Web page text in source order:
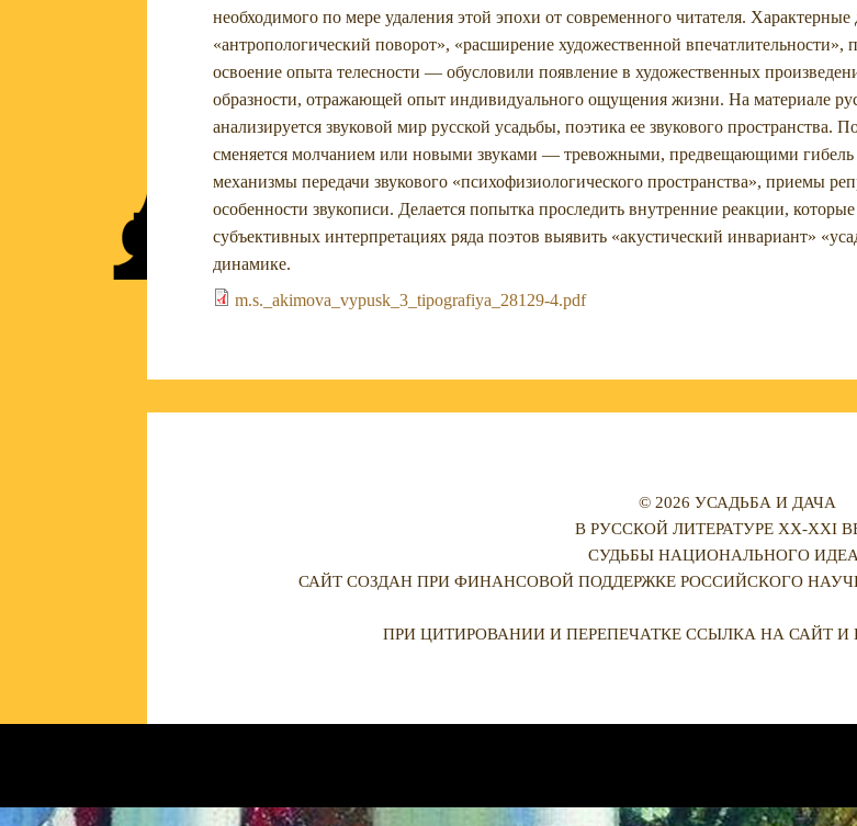
необходимого по мере удаления этой эпохи от современного читателя.
«антропологический поворот», «расширение художественной
освоение опыта телесности — обусловили появление в художественных
образности, отражающей опыт индивидуального ощущения жизни. На материале
анализируется звуковой мир русской усадьбы, поэтика ее звукового пространства.
сменяется молчанием или новыми звуками — тревожными, предвещающими гибель
механизмы передачи звукового «психофизиологического пространства», приемы
особенности звукописи. Делается попытка проследить внутренние реакции,
субъективных интерпретациях ряда поэтов выявить «акустический инвариант»
динамике.
m.s._akimova_vypusk_3_tipografiya_28129-4.pdf
© 2026 УСАДЬБА И ДАЧА
В РУССКОЙ ЛИТЕРАТУРЕ XX-XXI
СУДЬБЫ НАЦИОНАЛЬНОГО
САЙТ СОЗДАН ПРИ ФИНАНСОВОЙ ПОДДЕРЖКЕ РОССИЙСКОГО
ПРИ ЦИТИРОВАНИИ И ПЕРЕПЕЧАТКЕ ССЫЛКА НА САЙТ И